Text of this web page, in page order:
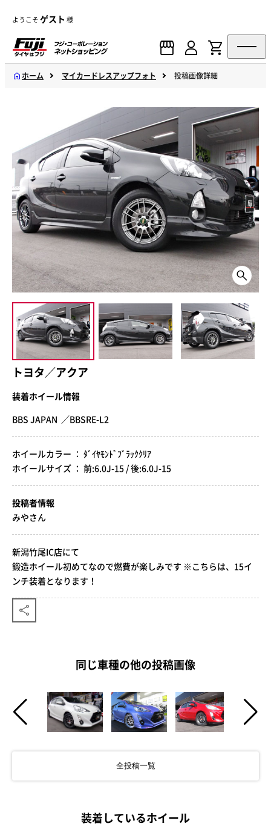
ようこそゲスト 様
ホーム マイカードレスアップフォト 投稿画像詳細
トヨタ／アクア
装着ホイール情報
BBS JAPAN ／BBSRE-L2
ホイールカラー ： ﾀﾞｲﾔﾓﾝﾄﾞﾌﾞﾗｯｸｸﾘｱ
ホイールサイズ ： 前:6.0J-15 / 後:6.0J-15
投稿者情報
みやさん
新潟竹尾IC店にて
鍛造ホイール初めてなので燃費が楽しみです ※こちらは、15イ
ンチ装着となります！
同じ車種の他の投稿画像
全投稿一覧
装着しているホイール